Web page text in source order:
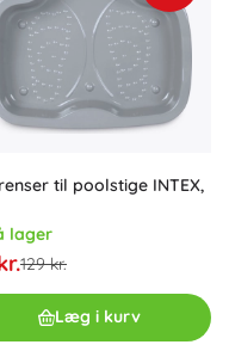
til poolstige INTEX,
lager
129 kr.
Læg i kurv